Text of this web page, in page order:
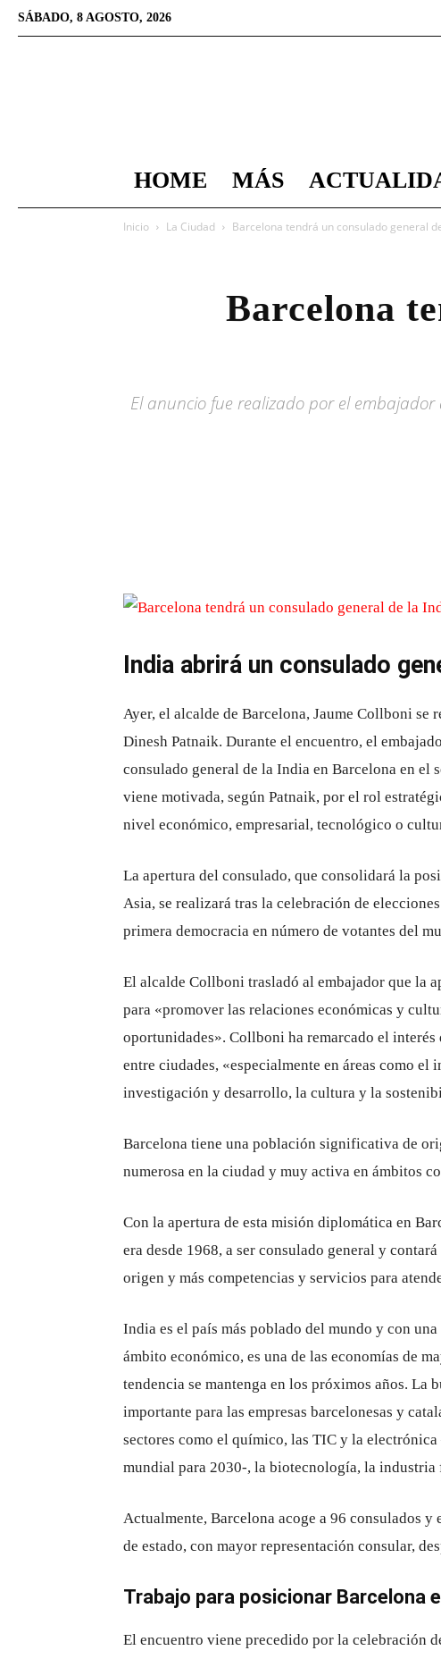
SÁBADO, 8 AGOSTO, 2026
HOME MÁS
Inicio La Ciudad Barcelona tendrá un consulado general
Barcelona
El anuncio fue realizado por el
India abrirá un consulado
Ayer, el alcalde de Barcelona, ​​Jaume Collboni se
Dinesh Patnaik. Durante el encuentro, el
consulado general de la India en Barcelona en el
viene motivada, según Patnaik, por el rol
nivel económico, empresarial, tecnológico o
La apertura del consulado, que consolidará la
Asia, se realizará tras la celebración de
primera democracia en número de votantes del
El alcalde Collboni trasladó al embajador que la
para «promover las relaciones económicas y
oportunidades». Collboni ha remarcado el
entre ciudades, «especialmente en áreas como
investigación y desarrollo, la cultura y la
Barcelona tiene una población significativa de
numerosa en la ciudad y muy activa en ámbitos
Con la apertura de esta misión diplomática en
era desde 1968, a ser consulado general y
origen y más competencias y servicios para
India es el país más poblado del mundo y con
ámbito económico, es una de las economías de
tendencia se mantenga en los próximos años. La
importante para las empresas barcelonesas y
sectores como el químico, las TIC y la
mundial para 2030-, la biotecnología, la
Actualmente, Barcelona acoge a 96 consulados
de estado, con mayor representación consular,
Trabajo para posicionar Barcelona
El encuentro viene precedido por la celebración